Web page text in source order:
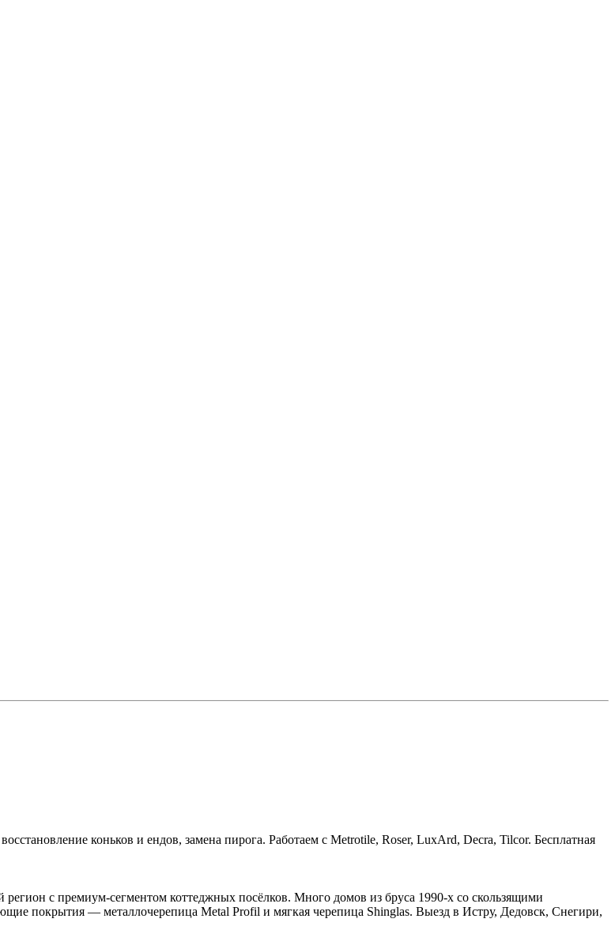
коньков и ендов, замена пирога. Работаем с Metrotile, Roser, LuxArd, Decra, Tilcor. Бесплатная
с премиум-сегментом коттеджных посёлков. Много домов из бруса 1990-х со скользящими
покрытия — металлочерепица Metal Profil и мягкая черепица Shinglas. Выезд в Истру, Дедовск, Снегири,